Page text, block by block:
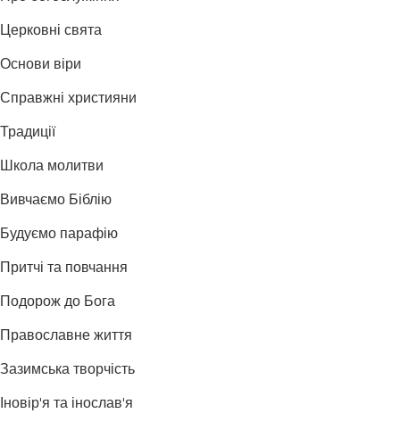
Церковні свята
Основи віри
Справжні християни
Традиції
Школа молитви
Вивчаємо Біблію
Будуємо парафію
Притчі та повчання
Подорож до Бога
Православне життя
Зазимська творчість
Іновір'я та інослав'я